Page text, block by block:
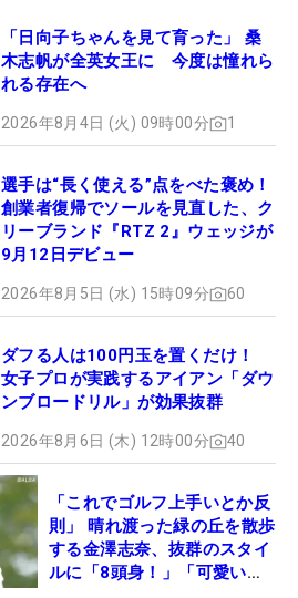
「日向子ちゃんを見て育った」 桑
木志帆が全英女王に 今度は憧れら
れる存在へ
2026年8月4日 (火) 09時00分 1
選手は“長く使える”点をべた褒め！
創業者復帰でソールを見直した、ク
リーブランド『RTZ 2』ウェッジが
9月12日デビュー
2026年8月5日 (水) 15時09分 60
ダフる人は100円玉を置くだけ！
女子プロが実践するアイアン「ダウ
ンブロードリル」が効果抜群
2026年8月6日 (木) 12時00分 40
「これでゴルフ上手いとか反
則」 晴れ渡った緑の丘を散歩
する金澤志奈、抜群のスタイ
ルに「8頭身！」「可愛いに